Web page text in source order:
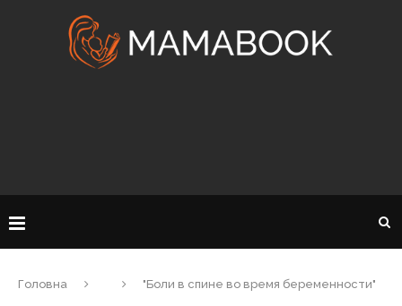
Головна "Боли в спине во время беременности"